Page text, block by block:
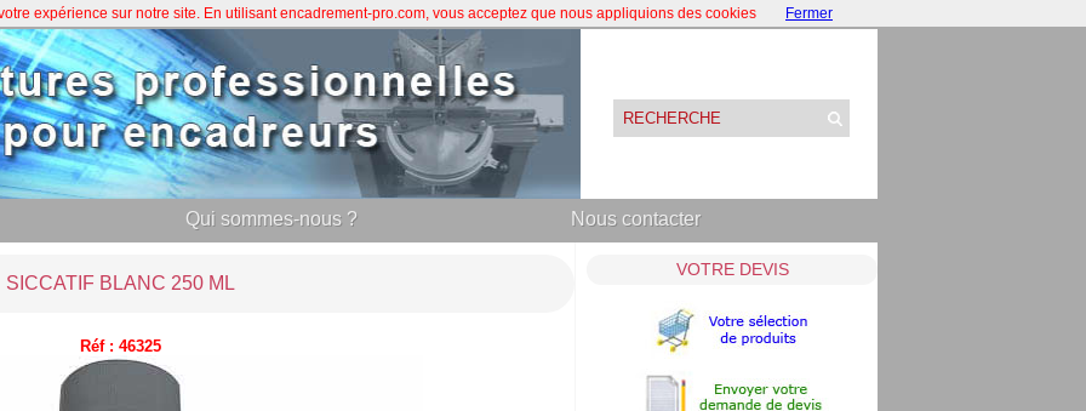
Qui sommes-nous ? Nous contacter
SICCATIF BLANC 250 ML
Réf : 46325
VOTRE DEVIS
expérience sur notre site. En utilisant encadrement-pro.com, vous acceptez que nous appliquions des cookies Fermer